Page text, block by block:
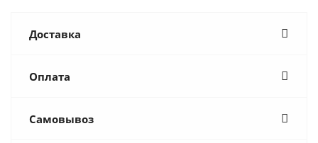
Доставка
Оплата
Самовывоз